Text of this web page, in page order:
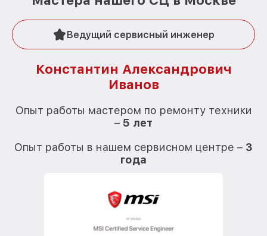
Ведущий сервисный инженер
Константин Александрович
Иванов
Опыт работы мастером по ремонту техники
– 5 лет
Опыт работы в нашем сервисном центре – 3
года